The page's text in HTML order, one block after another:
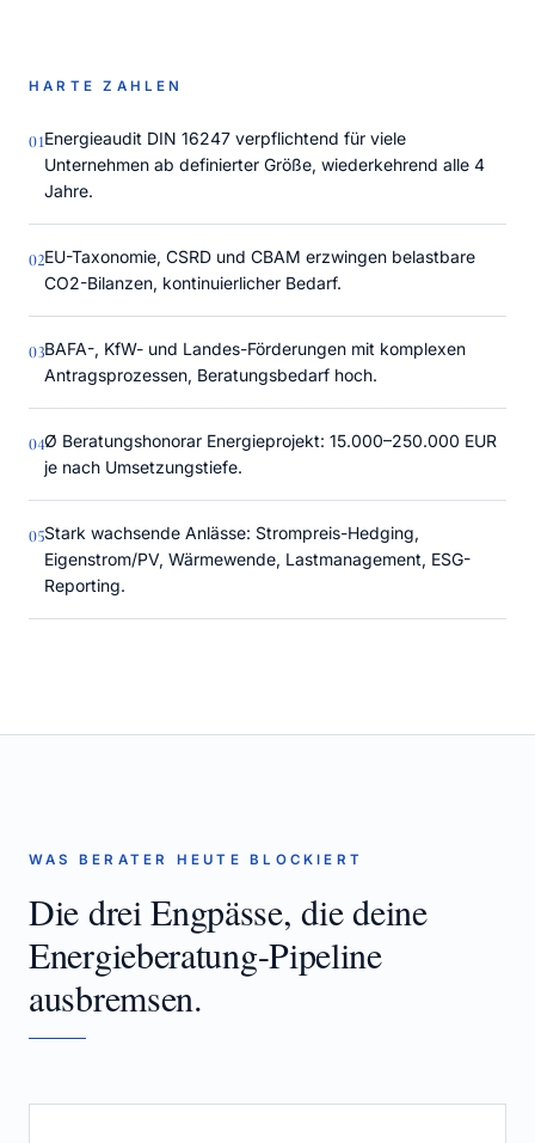
HARTE ZAHLEN
01Energieaudit DIN 16247 verpflichtend für viele
Unternehmen ab definierter Größe, wiederkehrend alle 4
Jahre.
02EU-Taxonomie, CSRD und CBAM erzwingen belastbare
CO2-Bilanzen, kontinuierlicher Bedarf.
03BAFA-, KfW- und Landes-Förderungen mit komplexen
Antragsprozessen, Beratungsbedarf hoch.
04Ø Beratungshonorar Energieprojekt: 15.000–250.000 EUR
je nach Umsetzungstiefe.
05Stark wachsende Anlässe: Strompreis-Hedging,
Eigenstrom/PV, Wärmewende, Lastmanagement, ESG-
Reporting.
WAS BERATER HEUTE BLOCKIERT
Die drei Engpässe, die deine
Energieberatung-Pipeline
ausbremsen.